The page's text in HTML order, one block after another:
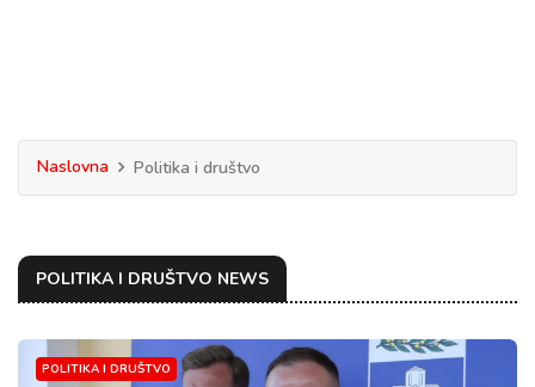
Naslovna Politika i društvo
POLITIKA I DRUŠTVO NEWS
POLITIKA I DRUŠTVO